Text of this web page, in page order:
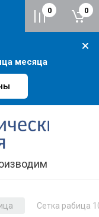
месяца
0 0
Сетка рабица